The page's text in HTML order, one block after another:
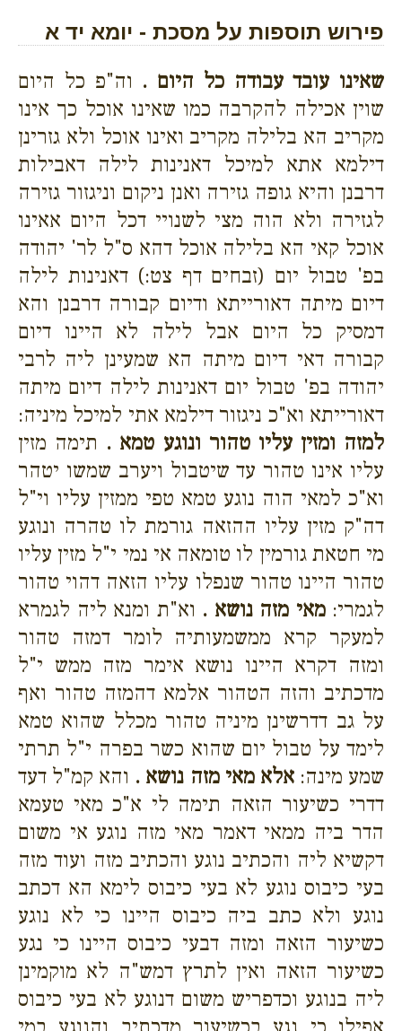
פירוש תוספות על מסכת - יומא יד א
שאינו עובד עבודה כל היום . וה"פ כל היום
שוין אכילה להקרבה כמו שאינו אוכל כך אינו
מקריב הא בלילה מקריב ואינו אוכל ולא גזרינן
דילמא אתא למיכל דאנינות לילה דאבילות
דרבנן והיא גופה גזירה ואנן ניקום וניגזור גזירה
לגזירה ולא הוה מצי לשנויי דכל היום אאינו
אוכל קאי הא בלילה אוכל דהא ס"ל לר' יהודה
בפ' טבול יום (זבחים דף צט:) דאנינות לילה
דיום מיתה דאורייתא ודיום קבורה דרבנן והא
דמסיק כל היום אבל לילה לא היינו דיום
קבורה דאי דיום מיתה הא שמעינן ליה לרבי
יהודה בפ' טבול יום דאנינות לילה דיום מיתה
דאורייתא וא"כ ניגזור דילמא אתי למיכל מיניה:
למזה ומזין עליו טהור ונוגע טמא . תימה מזין
עליו אינו טהור עד שיטבול ויערב שמשו יטהר
וא"כ למאי הוה נוגע טמא טפי ממזין עליו וי"ל
דה"ק מזין עליו ההזאה גורמת לו טהרה ונוגע
מי חטאת גורמין לו טומאה אי נמי י"ל מזין עליו
טהור היינו טהור שנפלו עליו הזאה דהוי טהור
לגמרי:מאי מזה נושא . וא"ת ומנא ליה לגמרא
למעקר קרא ממשמעותיה לומר דמזה טהור
ומזה דקרא היינו נושא אימר מזה ממש י"ל
מדכתיב והזה הטהור אלמא דהמזה טהור ואף
על גב דדרשינן מיניה טהור מכלל שהוא טמא
לימד על טבול יום שהוא כשר בפרה י"ל תרתי
שמע מינה:אלא מאי מזה נושא . והא קמ"ל דעד
דדרי כשיעור הזאה תימה לי א"כ מאי טעמא
הדר ביה ממאי דאמר מאי מזה נוגע אי משום
דקשיא ליה והכתיב נוגע והכתיב מזה ועוד מזה
בעי כיבוס נוגע לא בעי כיבוס לימא הא דכתב
נוגע ולא כתב ביה כיבוס היינו כי לא נוגע
כשיעור הזאה ומזה דבעי כיבוס היינו כי נגע
כשיעור הזאה ואין לתרץ דמש"ה לא מוקמינן
ליה בנוגע וכדפריש משום דנוגע לא בעי כיבוס